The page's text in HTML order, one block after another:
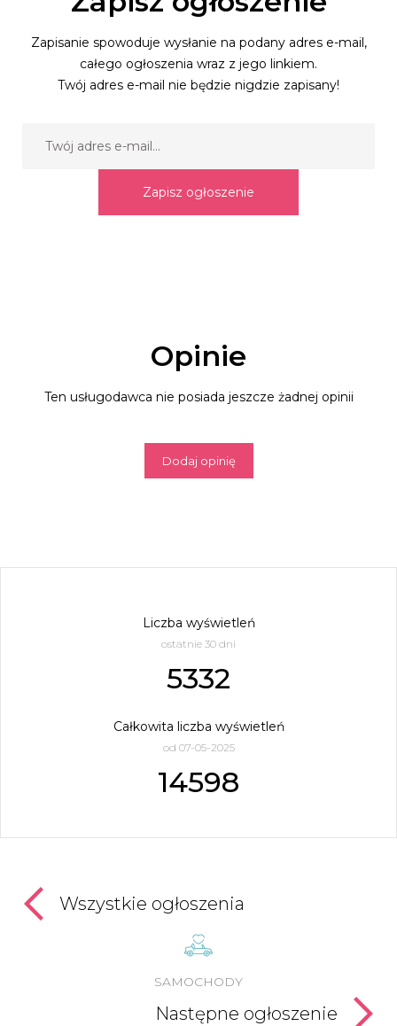
Zapisanie spowoduje wysłanie na podany adres e-mail,
całego ogłoszenia wraz z jego linkiem.
Twój adres e-mail nie będzie nigdzie zapisany!
Zapisz ogłoszenie
Opinie
Ten usługodawca nie posiada jeszcze żadnej opinii
Dodaj opinię
Liczba wyświetleń
ostatnie 30 dni
5332
Całkowita liczba wyświetleń
od 07-05-2025
14598
Wszystkie ogłoszenia
SAMOCHODY
Następne ogłoszenie